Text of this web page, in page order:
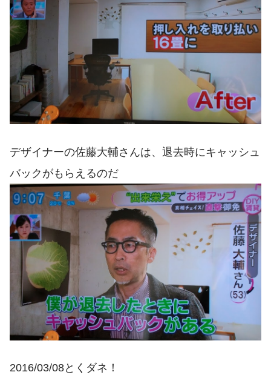
デザイナーの佐藤大輔さんは、退去時にキャッシュ
バックがもらえるのだ
2016/03/08とくダネ！